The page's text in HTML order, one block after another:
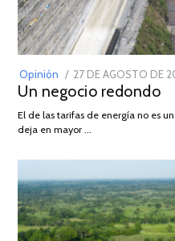
Opinión
POSTED
ON
27 DE AGOSTO DE
Un negocio redondo
El de las tarifas de energía no es
deja en mayor …